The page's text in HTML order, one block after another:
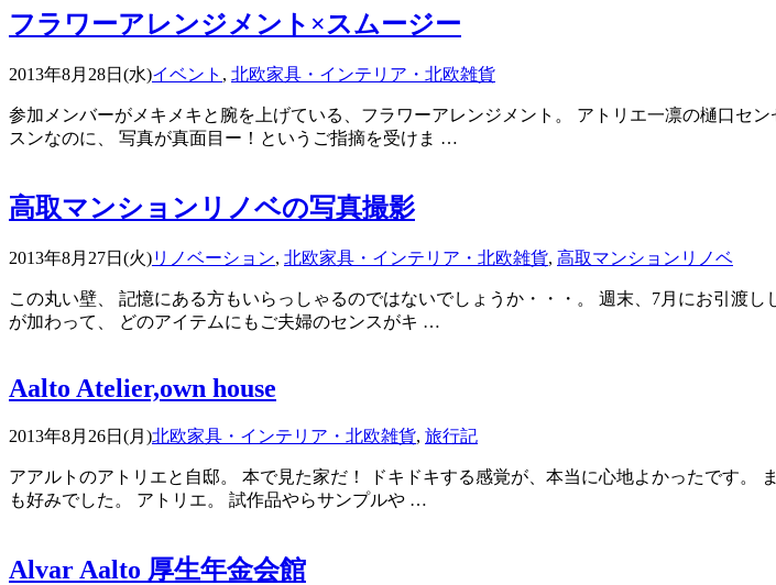
フラワーアレンジメント×スムージー
2013年8月28日(水)イベント , 北欧家具・インテリア・北欧雑貨
参加メンバーがメキメキと腕を上げている、フラワーアレンジメント。 アトリエ一凛の樋口セ
スンなのに、 写真が真面目ー！というご指摘を受けま …
高取マンションリノベの写真撮影
2013年8月27日(火)リノベーション, 北欧家具・インテリア・北欧雑貨, 高取マンションリノベ
この丸い壁、 記憶にある方もいらっしゃるのではないでしょうか・・・。 週末、7月にお引渡
が加わって、 どのアイテムにもご夫婦のセンスがキ …
Aalto Atelier,own house
2013年8月26日(月)北欧家具・インテリア・北欧雑貨, 旅行記
アアルトのアトリエと自邸。 本で見た家だ！ ドキドキする感覚が、本当に心地よかったです
も好みでした。 アトリエ。 試作品やらサンプルや …
Alvar Aalto 厚生年金会館